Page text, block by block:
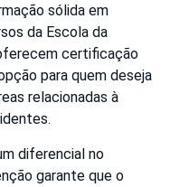
sólida em
da Escola da
certificação
para quem deseja
relacionadas à
diferencial no
garante que o